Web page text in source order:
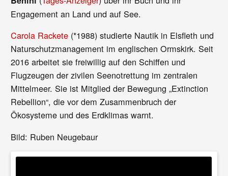
Engagement an Land und auf See.
Carola Rackete (*1988) studierte Nautik in Elsfleth und
Naturschutzmanagement im englischen Ormskirk. Seit
2016 arbeitet sie freiwillig auf den Schiffen und
Flugzeugen der zivilen Seenotrettung im zentralen
Mittelmeer. Sie ist Mitglied der Bewegung „Extinction
Rebellion“, die vor dem Zusammenbruch der
Ökosysteme und des Erdklimas warnt.
Bild: Ruben Neugebaur